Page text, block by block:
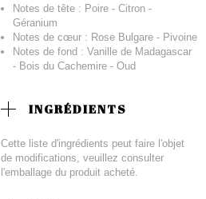
Notes de tête : Poire - Citron -
Géranium
Notes de cœur : Rose Bulgare - Pivoine
Notes de fond : Vanille de Madagascar
- Bois du Cachemire - Oud
INGRÉDIENTS
Cette liste d'ingrédients peut faire l'objet
de modifications, veuillez consulter
l'emballage du produit acheté.